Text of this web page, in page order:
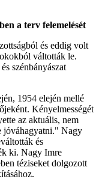
a terv felemelését
és eddig volt
váltották le.
szénbányászat
1954 elején mellé
Kényelmességét
az aktuális, nem
jóváhagyatni." Nagy
és
ki. Nagy Imre
téziseket dolgozott